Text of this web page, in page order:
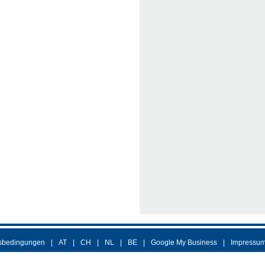
AT CH NL BE Google My Business